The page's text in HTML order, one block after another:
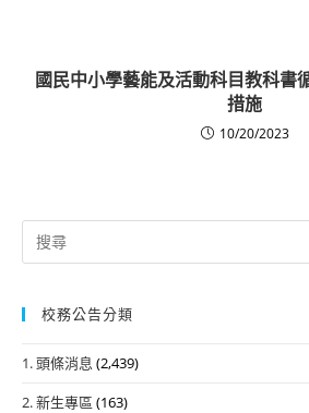
國民中小學藝能及活動科目教科書
措施
10/20/2023
Search
for:
校務公告分類
1. 頭條消息 (2,439)
2. 新生專區 (163)